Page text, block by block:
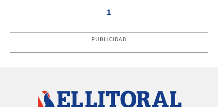
1
PUBLICIDAD